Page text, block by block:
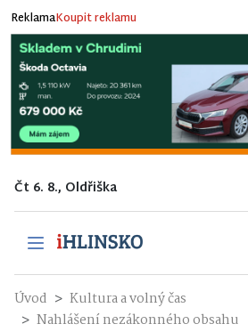
ReklamaKoupit reklamu
Čt 6. 8., Oldřiška
Úvod
Kultura a volný čas
Nahlášení nezákonného obsahu